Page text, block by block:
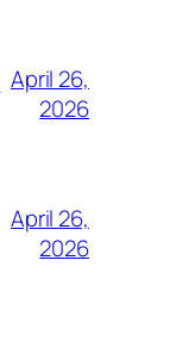
April 26,
2026
April 26,
2026